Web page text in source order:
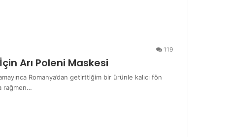
119
Arı Poleni Maskesi
Romanya’dan getirttiğim bir ürünle kalıcı fön
rağmen…